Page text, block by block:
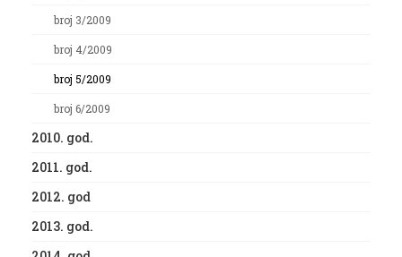
broj 3/2009
broj 4/2009
broj 5/2009
broj 6/2009
2010. god.
2011. god.
2012. god
2013. god.